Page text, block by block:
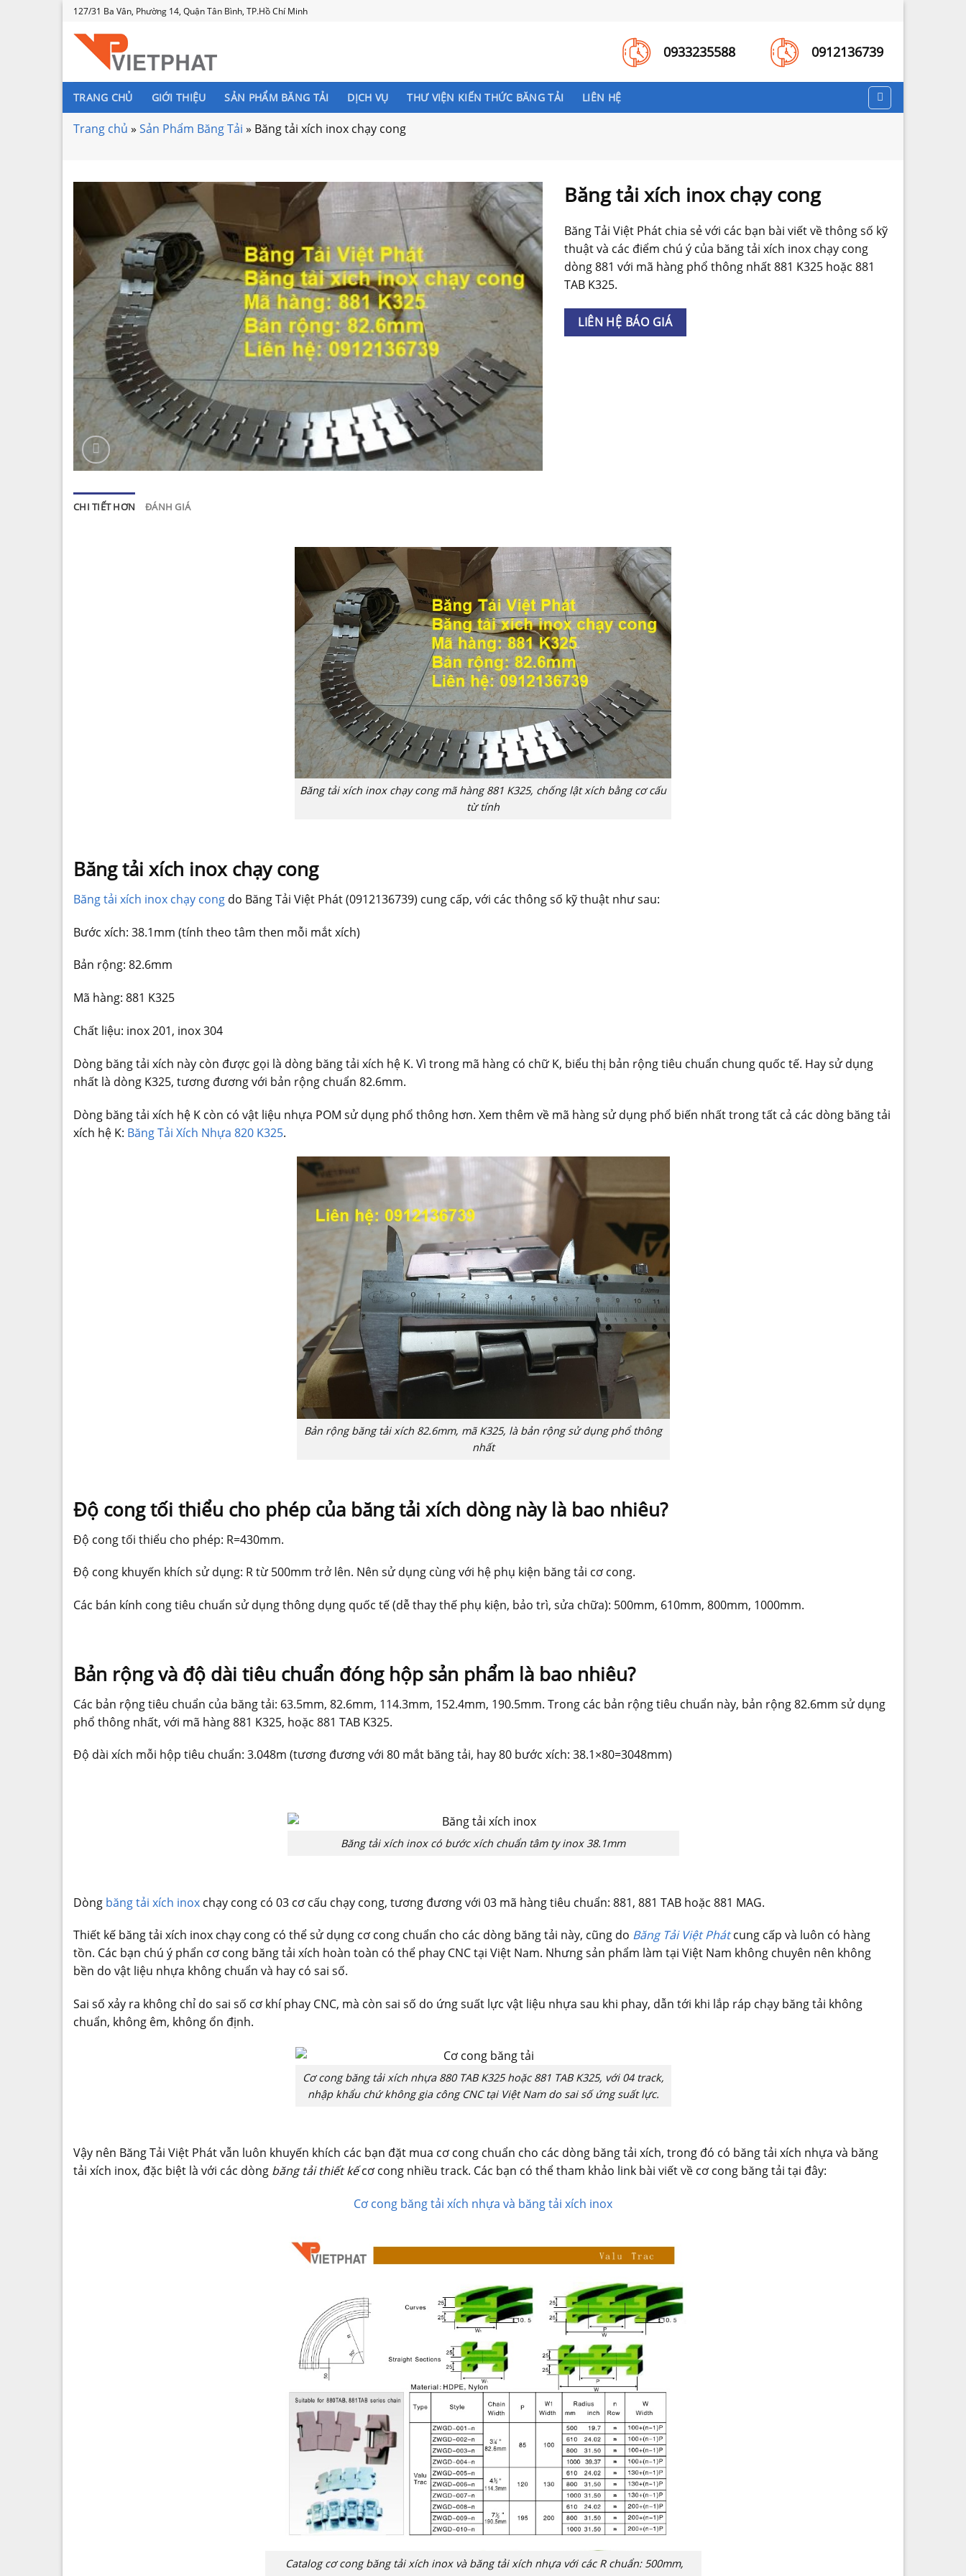
Skip
content
127/31 Ba Vân, Phường 14, Quận Tân Bình, TP.Hồ Chí Minh
0933235588 0912136739
TRANG CHỦ GIỚI THIỆU SẢN PHẨM BĂNG TẢI DỊCH VỤ THƯ VIỆN KIẾN THỨC BĂNG TẢI LIÊN HỆ
Trang chủ » Sản Phẩm Băng Tải » Băng tải xích inox chạy cong
Băng tải xích inox chạy cong
Băng Tải Việt Phát chia sẻ với các bạn bài viết về thông số kỹ
thuật và các điểm chú ý của băng tải xích inox chạy cong
dòng 881 với mã hàng phổ thông nhất 881 K325 hoặc 881
TAB K325.
LIÊN HỆ BÁO GIÁ
CHI TIẾT HƠN ĐÁNH GIÁ
Băng tải xích inox chạy cong mã hàng 881 K325, chống lật xích bằng cơ cấu
từ tính
Băng tải xích inox chạy cong
Băng tải xích inox chạy cong do Băng Tải Việt Phát (0912136739) cung cấp, với các thông số kỹ thuật như sau:
Bước xích: 38.1mm (tính theo tâm then mỗi mắt xích)
Bản rộng: 82.6mm
Mã hàng: 881 K325
Chất liệu: inox 201, inox 304
Dòng băng tải xích này còn được gọi là dòng băng tải xích hệ K. Vì trong mã hàng có chữ K, biểu thị bản rộng tiêu chuẩn chung quốc tế. Hay sử dụng
nhất là dòng K325, tương đương với bản rộng chuẩn 82.6mm.
Dòng băng tải xích hệ K còn có vật liệu nhựa POM sử dụng phổ thông hơn. Xem thêm về mã hàng sử dụng phổ biến nhất trong tất cả các dòng băng tải
xích hệ K: Băng Tải Xích Nhựa 820 K325.
Bản rộng băng tải xích 82.6mm, mã K325, là bản rộng sử dụng phổ thông
nhất
Độ cong tối thiểu cho phép của băng tải xích dòng này là bao nhiêu?
Độ cong tối thiểu cho phép: R=430mm.
Độ cong khuyến khích sử dụng: R từ 500mm trở lên. Nên sử dụng cùng với hệ phụ kiện băng tải cơ cong.
Các bán kính cong tiêu chuẩn sử dụng thông dụng quốc tế (dễ thay thế phụ kiện, bảo trì, sửa chữa): 500mm, 610mm, 800mm, 1000mm.
Bản rộng và độ dài tiêu chuẩn đóng hộp sản phẩm là bao nhiêu?
Các bản rộng tiêu chuẩn của băng tải: 63.5mm, 82.6mm, 114.3mm, 152.4mm, 190.5mm. Trong các bản rộng tiêu chuẩn này, bản rộng 82.6mm sử dụng
phổ thông nhất, với mã hàng 881 K325, hoặc 881 TAB K325.
Độ dài xích mỗi hộp tiêu chuẩn: 3.048m (tương đương với 80 mắt băng tải, hay 80 bước xích: 38.1×80=3048mm)
Băng tải xích inox có bước xích chuẩn tâm ty inox 38.1mm
Dòng băng tải xích inox chạy cong có 03 cơ cấu chạy cong, tương đương với 03 mã hàng tiêu chuẩn: 881, 881 TAB hoặc 881 MAG.
Thiết kế băng tải xích inox chạy cong có thể sử dụng cơ cong chuẩn cho các dòng băng tải này, cũng do Băng Tải Việt Phát cung cấp và luôn có hàng
tồn. Các bạn chú ý phẩn cơ cong băng tải xích hoàn toàn có thể phay CNC tại Việt Nam. Nhưng sản phẩm làm tại Việt Nam không chuyên nên không
bền do vật liệu nhựa không chuẩn và hay có sai số.
Sai số xảy ra không chỉ do sai số cơ khí phay CNC, mà còn sai số do ứng suất lực vật liệu nhựa sau khi phay, dẫn tới khi lắp ráp chạy băng tải không
chuẩn, không êm, không ổn định.
Cơ cong băng tải xích nhựa 880 TAB K325 hoặc 881 TAB K325, với 04 track,
nhập khẩu chứ không gia công CNC tại Việt Nam do sai số ứng suất lực.
Vậy nên Băng Tải Việt Phát vẫn luôn khuyến khích các bạn đặt mua cơ cong chuẩn cho các dòng băng tải xích, trong đó có băng tải xích nhựa và băng
tải xích inox, đặc biệt là với các dòng băng tải thiết kếcơ cong nhiều track. Các bạn có thể tham khảo link bài viết về cơ cong băng tải tại đây:
Cơ cong băng tải xích nhựa và băng tải xích inox
Catalog cơ cong băng tải xích inox và băng tải xích nhựa với các R chuẩn: 500mm,